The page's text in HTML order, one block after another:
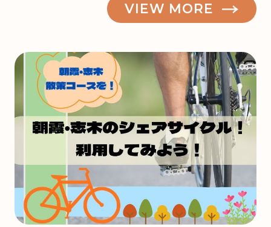
う
来
月
ク
マ
ス！
ど
こ
VIEW MORE